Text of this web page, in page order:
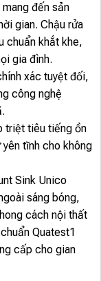
đến sản
gian. Chậu rửa
chuẩn khắt khe,
gia đình.
xác tuyệt đối,
công nghệ
triệt tiêu tiếng ồn
tĩnh cho không
Sink Unico
sáng bóng,
cách nội thất
Quatest1
cấp cho gian